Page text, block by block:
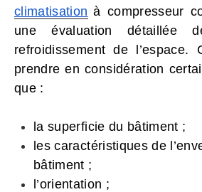
climatisation à compresseur
une évaluation détaillée
refroidissement de l’espace.
prendre en considération
que :
la superficie du bâtiment ;
les caractéristiques de
bâtiment ;
l’orientation ;